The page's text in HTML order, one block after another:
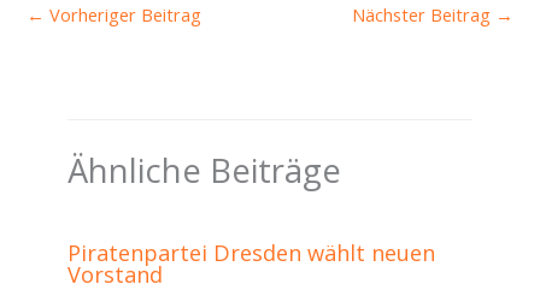
← Vorheriger Beitrag Nächster Beitrag →
Ähnliche Beiträge
Piratenpartei Dresden wählt neuen
Vorstand